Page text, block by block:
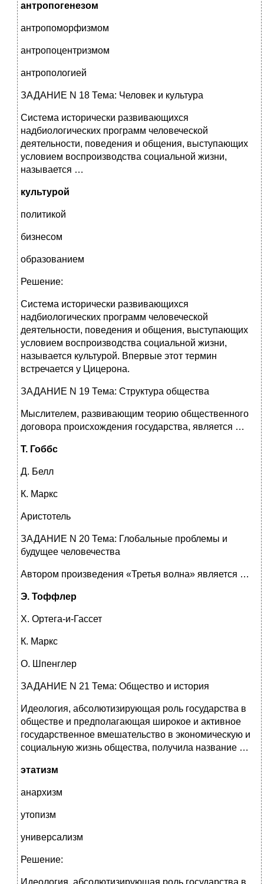
антропогенезом
антропоморфизмом
антропоцентризмом
антропологией
ЗАДАНИЕ N 18 Тема: Человек и культура
Система исторически развивающихся
надбиологических программ человеческой
деятельности, поведения и общения, выступающих
условием воспроизводства социальной жизни,
называется …
культурой
политикой
бизнесом
образованием
Решение:
Система исторически развивающихся
надбиологических программ человеческой
деятельности, поведения и общения, выступающих
условием воспроизводства социальной жизни,
называется культурой. Впервые этот термин
встречается у Цицерона.
ЗАДАНИЕ N 19 Тема: Структура общества
Мыслителем, развивающим теорию общественного
договора происхождения государства, является …
Т. Гоббс
Д. Белл
К. Маркс
Аристотель
ЗАДАНИЕ N 20 Тема: Глобальные проблемы и
будущее человечества
Автором произведения «Третья волна» является …
Э. Тоффлер
Х. Ортега-и-Гассет
К. Маркс
О. Шпенглер
ЗАДАНИЕ N 21 Тема: Общество и история
Идеология, абсолютизирующая роль государства в
обществе и предполагающая широкое и активное
государственное вмешательство в экономическую и
социальную жизнь общества, получила название …
этатизм
анархизм
утопизм
универсализм
Решение: